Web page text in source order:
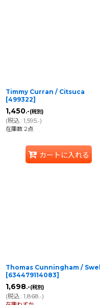
Timmy Curran / Citsuca
[499322]
1,450.-(税別)
(税込: 1,595.-)
在庫数 2点
カートに入れる
Thomas Cunningham / Swell
[634479114083]
1,698.-(税別)
(税込: 1,868.-)